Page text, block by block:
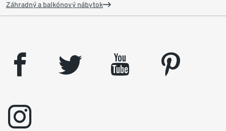
Záhradný a balkónový nábytok
facebook twitter youtube
pinterest
instagram